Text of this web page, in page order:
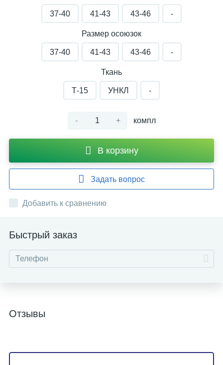
37-40 41-43 43-46 -
Размер осоюзок
37-40 41-43 43-46 -
Ткань
Т-15 УНКЛ -
- + компл
В корзину
Задать вопрос
Добавить к сравнению
Быстрый заказ
Отзывы